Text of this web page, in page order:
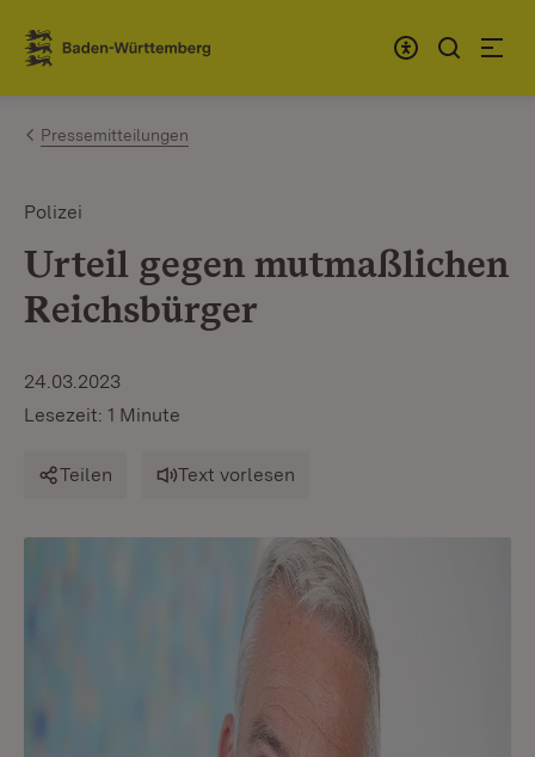
Zum Inhalt springen
Link zur Startseite
Pressemitteilungen
Polizei
Urteil gegen mutmaßlichen
Reichsbürger
24.03.2023
Lesezeit: 1 Minute
Teilen Text vorlesen